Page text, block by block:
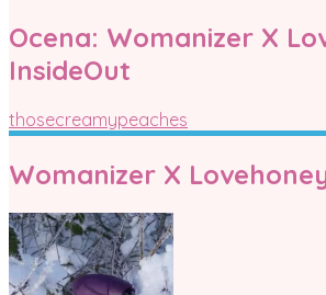
Ocena: Womanizer X
InsideOut
thosecreamypeaches
Womanizer X